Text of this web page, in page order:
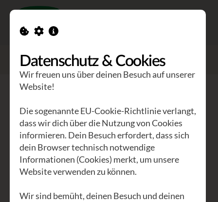
> Adventkonzert - Liveband FOR YOU
YOU
Ein besinnliches und stimmungsvolles
Adventkonzert der "Liveband FOR
YOU" mit Musik und Texten für Herz
Datenschutz & Cookies
Wir freuen uns über deinen Besuch auf unserer
Website!
Die sogenannte EU-Cookie-Richtlinie verlangt,
dass wir dich über die Nutzung von Cookies
informieren. Dein Besuch erfordert, dass sich
dein Browser technisch notwendige
Informationen (Cookies) merkt, um unsere
Website verwenden zu können.
Wir sind bemüht, deinen Besuch und deinen